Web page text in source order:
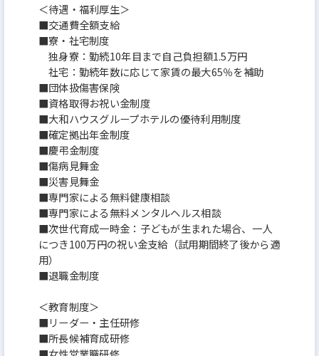
＜待遇・福利厚生＞
■交通費全額⽀給
■寮・社宅制度
独身寮：勤続10年目まで自己負担額1.5万円
社宅：勤続年数に応じて家賃の最大65％を補助
■団体扱傷害保険
■資格取得お祝い⾦制度
■⼤和ハウスグループホテルの優待利⽤制度
■確定拠出年⾦制度
■慶弔⾦制度
■傷病⾒舞⾦
■災害⾒舞⾦
■専⾨家による無料健康相談
■専⾨家による無料メンタルヘルス相談
■次世代育成⼀時⾦：⼦どもが⽣まれた場合、⼀⼈
につき100万円の祝い⾦⽀給（試用期間終了後から適
用）
■退職⾦制度
＜教育制度＞
■リーダー・主任研修
■所長候補育成研修